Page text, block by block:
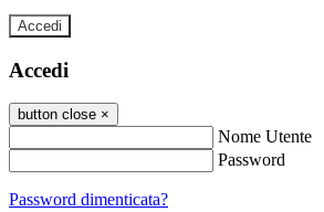
Accedi
Accedi
button close ×
Nome Utente
Password
Password dimenticata?